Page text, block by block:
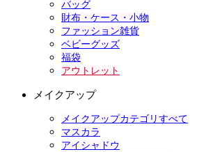
バッグ
財布・ケース・小物
ファッション雑貨
ベビーグッズ
福袋
アウトレット
メイクアップ
メイクアップカテゴリすべて
マスカラ
アイシャドウ